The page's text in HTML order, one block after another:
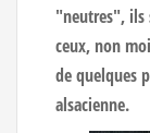
"neutres", ils
ceux, non
de quelques
alsacienne.